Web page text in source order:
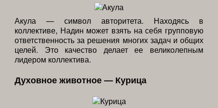
Акула — символ авторитета. Находясь в
коллективе, Надин может взять на себя групповую
ответственность за решения многих задач и общих
целей. Это качество делает ее великолепным
лидером коллектива.
Духовное животное — Курица